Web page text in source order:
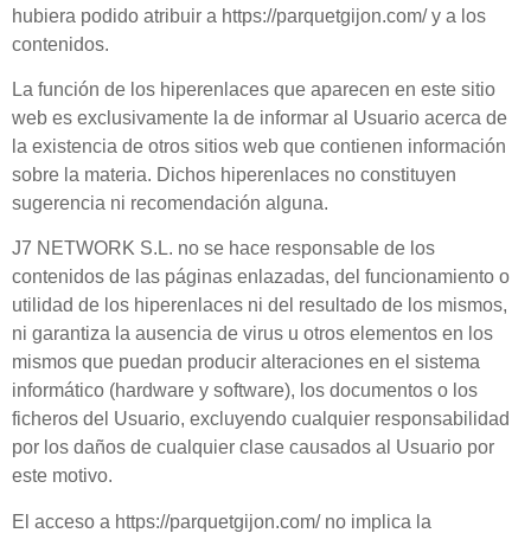
hubiera podido atribuir a https://parquetgijon.com/y a los
contenidos.
La función de los hiperenlaces que aparecen en este sitio
web es exclusivamente la de informar al Usuario acerca de
la existencia de otros sitios web que contienen información
sobre la materia. Dichos hiperenlaces no constituyen
sugerencia ni recomendación alguna.
J7 NETWORK S.L. no se hace responsable de los
contenidos de las páginas enlazadas, del funcionamiento o
utilidad de los hiperenlaces ni del resultado de los mismos,
ni garantiza la ausencia de virus u otros elementos en los
mismos que puedan producir alteraciones en el sistema
informático (hardware y software), los documentos o los
ficheros del Usuario, excluyendo cualquier responsabilidad
por los daños de cualquier clase causados al Usuario por
este motivo.
El acceso a https://parquetgijon.com/no implica la